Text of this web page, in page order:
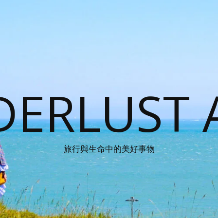
旅行與生命中的美好事物